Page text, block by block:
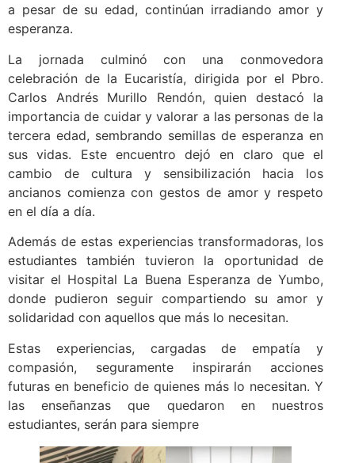
a pesar de su edad, continúan irradiando amor y
esperanza.
La jornada culminó con una conmovedora
celebración de la Eucaristía, dirigida por el Pbro.
Carlos Andrés Murillo Rendón, quien destacó la
importancia de cuidar y valorar a las personas de la
tercera edad, sembrando semillas de esperanza en
sus vidas. Este encuentro dejó en claro que el
cambio de cultura y sensibilización hacia los
ancianos comienza con gestos de amor y respeto
en el día a día.
Además de estas experiencias transformadoras, los
estudiantes también tuvieron la oportunidad de
visitar el Hospital La Buena Esperanza de Yumbo,
donde pudieron seguir compartiendo su amor y
solidaridad con aquellos que más lo necesitan.
Estas experiencias, cargadas de empatía y
compasión, seguramente inspirarán acciones
futuras en beneficio de quienes más lo necesitan. Y
las enseñanzas que quedaron en nuestros
estudiantes, serán para siempre